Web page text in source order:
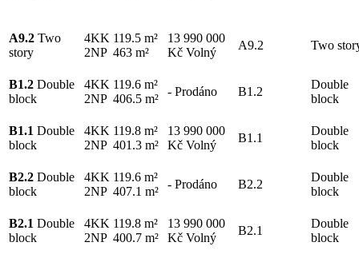
A9.2 Two
story
4KK
2NP
119.5 m²
463 m²
13 990 000
Kč Volný
A9.2 Two
B1.2 Double
block
4KK
2NP
119.6 m²
406.5 m²
- Prodáno B1.2
Double
block
B1.1 Double
block
4KK
2NP
119.8 m²
401.3 m²
13 990 000
Kč Volný
B1.1
Double
block
B2.2 Double
block
4KK
2NP
119.6 m²
407.1 m²
- Prodáno B2.2
Double
block
B2.1 Double
block
4KK
2NP
119.8 m²
400.7 m²
13 990 000
Kč Volný
B2.1
Double
block